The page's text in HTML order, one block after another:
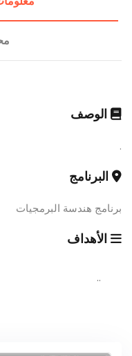
الوصف
.
البرنامج
برنامج هندسة البرمجيات
الأهداف
..